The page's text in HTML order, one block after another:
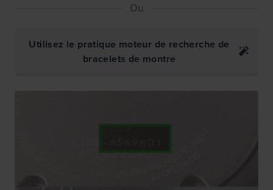
Ou
Utilisez le pratique moteur de recherche de
bracelets de montre